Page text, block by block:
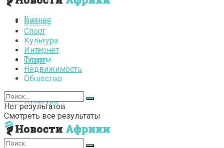
Бизнес
Спорт
Культура
Интернет
Бизнес
Спорт
Культура
Интернет
Туризм
Недвижимость
Общество
Нет результатов
Смотреть все результаты